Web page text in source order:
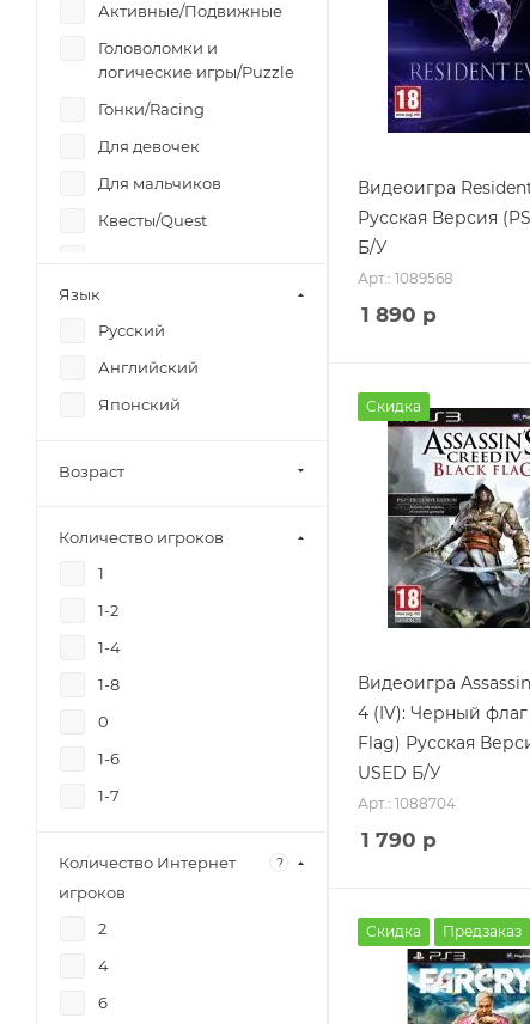
Видеоигра
Русская Версия
Б/У
Арт.: 1089568
1 890 р
Скидка
Видеоигра
4 (IV): Черный
Flag) Русская
USED Б/У
Арт.: 1088704
1 790 р
Скидка Предзаказ
Активные/Подвижные
Головоломки и
логические игры/Puzzle
Гонки/Racing
Для девочек
Для мальчиков
Квесты/Quest
Для компании/Party
Платформер/Platformer
Драки/Fighting
Музыкальные/Music
Семейные.
Симуляторы/Simulator
Спортивные/Sport
Стелс/Stealth
Стратегии/Strategy
Слэшер/Slasher
Стрелялки/Shooter
Ужасы/Horror
Фитнес/Fitnes
Онлайн игры/On-line
мир/OpenWorld
Танцы/Dance
Язык
Русский
Английский
Японский
Возраст
Количество игроков
1
1-2
1-4
1-8
0
1-6
1-7
Количество Интернет
игроков
?
2
4
6